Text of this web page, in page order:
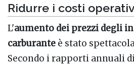
Ridurre i costi
L'aumento dei prezzi degli
carburante è stato
Secondo i rapporti annuali